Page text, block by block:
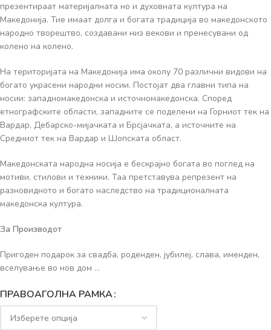
презентираат материјалната но и духовната култура на
Македонија. Тие имаат долга и богата традиција во македонското
народно творештво, создавани низ векови и пренесувани од
колено на колено.
На територијата на Македонија има околу 70 различни видови на
богато украсени народни носии. Постојат два главни типа на
носии: западномакедонска и источномакедонска. Според
етнографските области, западните се поделени на Горниот тек на
Вардар, Дебарско-мијачката и Брсјачката, а источните на
Средниот тек на Вардар и Шопската област.
Македонската народна носија е бескрајно богата во поглед на
мотиви, стилови и техники. Таа претставува репрезент на
разновидното и богато наследство на традиционалната
македонска култура.
За Производот
Пригоден подарок за свадба, роденден, јубилеј, слава, именден,
вселување во нов дом …
ПРАВОАГОЛНА РАМКА